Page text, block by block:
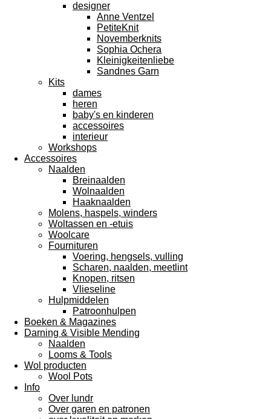
designer
Anne Ventzel
PetiteKnit
Novemberknits
Sophia Ochera
Kleinigkeitenliebe
Sandnes Garn
Kits
dames
heren
baby's en kinderen
accessoires
interieur
Workshops
Accessoires
Naalden
Breinaalden
Wolnaalden
Haaknaalden
Molens, haspels, winders
Woltassen en -etuis
Woolcare
Fournituren
Voering, hengsels, vulling
Scharen, naalden, meetlint
Knopen, ritsen
Vlieseline
Hulpmiddelen
Patroonhulpen
Boeken & Magazines
Darning & Visible Mending
Naalden
Looms & Tools
Wol producten
Wool Pots
Info
Over lundr
Over garen en patronen